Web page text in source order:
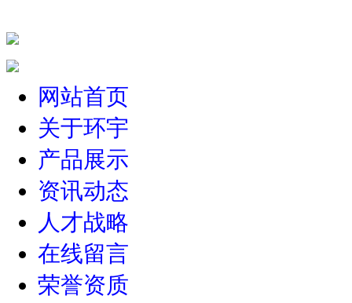
网站首页
关于环宇
产品展示
资讯动态
人才战略
在线留言
荣誉资质